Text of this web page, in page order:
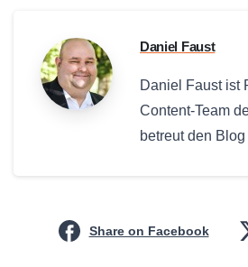
Daniel Faust
Daniel Faust ist
Content-Team
betreut den
Share on Facebook